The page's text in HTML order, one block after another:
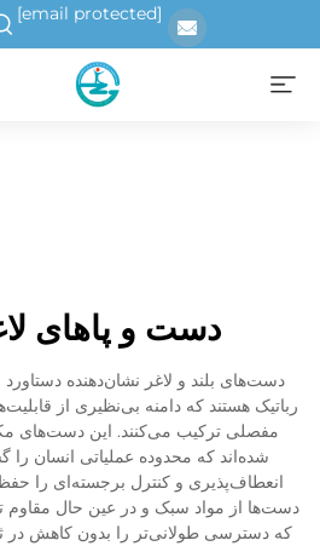
[email protected]
دست و پاهای
دست‌های بلند و لاغر نشان‌دهنده دستاورد
رباتیک هستند که دامنه بی‌نظیری از
مفصلی ترکیب می‌کنند. این دست‌های
شده‌اند که محدوده عملیاتی انسان
انعطاف‌پذیری و کنترل برجسته‌ای را
دست‌ها از مواد سبک و در عین حال
که دسترسی طولانی‌تر را بدون کاهش در